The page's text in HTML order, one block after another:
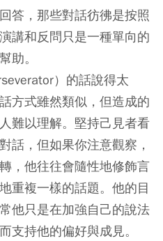
答，那些對話彷彿是按照
講和反問只是一種單向的
助。
） 的話說得太
方式雖然類似，但造成的
難以理解。堅持己見者看
話，但如果你注意觀察，
，他往往會隨性地修飾言
重複一樣的話題。他的目
他只是在加強自己的說法
支持他的偏好與成見。